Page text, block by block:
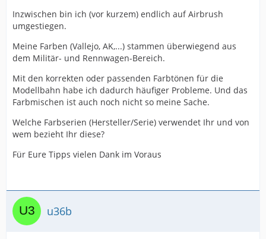
Inzwischen bin ich (vor kurzem) endlich auf Airbrush
umgestiegen.
Meine Farben (Vallejo, AK,...) stammen überwiegend aus
dem Militär- und Rennwagen-Bereich.
Mit den korrekten oder passenden Farbtönen für die
Modellbahn habe ich dadurch häufiger Probleme. Und das
Farbmischen ist auch noch nicht so meine Sache.
Welche Farbserien (Hersteller/Serie) verwendet Ihr und von
wem bezieht Ihr diese?
Für Eure Tipps vielen Dank im Voraus
u36b